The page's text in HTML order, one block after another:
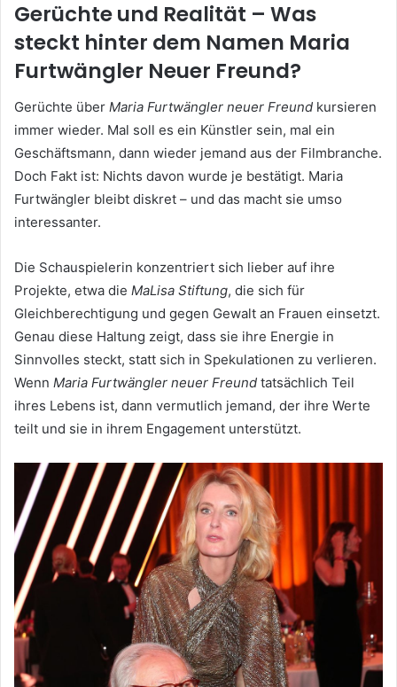
Gerüchte und Realität – Was
steckt hinter dem Namen Maria
Furtwängler Neuer Freund?
Gerüchte über Maria Furtwängler neuer Freund kursieren
immer wieder. Mal soll es ein Künstler sein, mal ein
Geschäftsmann, dann wieder jemand aus der Filmbranche.
Doch Fakt ist: Nichts davon wurde je bestätigt. Maria
Furtwängler bleibt diskret – und das macht sie umso
interessanter.
Die Schauspielerin konzentriert sich lieber auf ihre
Projekte, etwa die MaLisa Stiftung, die sich für
Gleichberechtigung und gegen Gewalt an Frauen einsetzt.
Genau diese Haltung zeigt, dass sie ihre Energie in
Sinnvolles steckt, statt sich in Spekulationen zu verlieren.
Wenn Maria Furtwängler neuer Freund tatsächlich Teil
ihres Lebens ist, dann vermutlich jemand, der ihre Werte
teilt und sie in ihrem Engagement unterstützt.